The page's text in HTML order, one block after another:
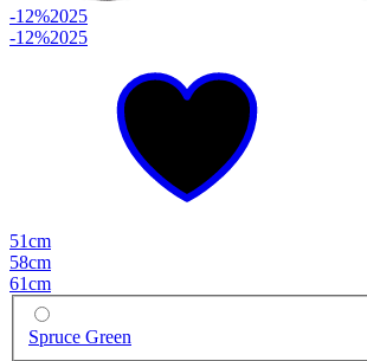
-12%2025
-12%2025
51cm
58cm
61cm
Spruce Green